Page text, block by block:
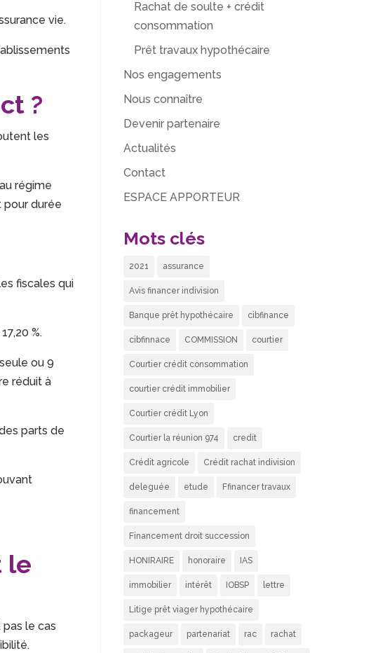
vie.
?
les
régime
pour durée
fiscales qui
%.
ou 9
réduit à
parts de
le
pas le cas
Rachat de soulte + crédit
consommation
Prêt travaux hypothécaire
Nos engagements
Nous connaître
Devenir partenaire
Actualités
Contact
ESPACE APPORTEUR
Mots clés
2021 assurance
Avis financer indivision
Banque prêt hypothécaire cibfinance
cibfinnace COMMISSION courtier
Courtier crédit consommation
courtier crédit immobilier
Courtier crédit Lyon
Courtier la réunion 974 credit
Crédit agricole Crédit rachat indivision
deleguée etude Ffinancer travaux
financement
Financement droit succession
HONIRAIRE honoraire IAS
immobilier intérêt IOBSP lettre
Litige prêt viager hypothécaire
packageur partenariat rac rachat